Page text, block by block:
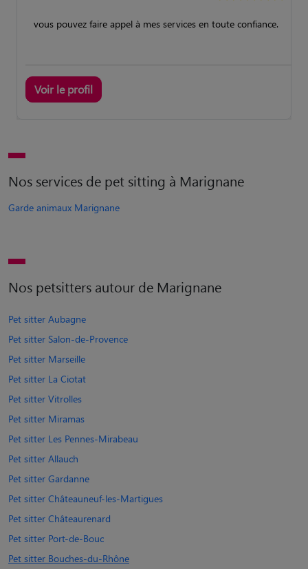
vous pouvez faire appel à mes services en toute confiance.
Voir le profil
Nos services de pet sitting à Marignane
Garde animaux Marignane
Nos petsitters autour de Marignane
Pet sitter Aubagne
Pet sitter Salon-de-Provence
Pet sitter Marseille
Pet sitter La Ciotat
Pet sitter Vitrolles
Pet sitter Miramas
Pet sitter Les Pennes-Mirabeau
Pet sitter Allauch
Pet sitter Gardanne
Pet sitter Châteauneuf-les-Martigues
Pet sitter Châteaurenard
Pet sitter Port-de-Bouc
Pet sitter Bouches-du-Rhône